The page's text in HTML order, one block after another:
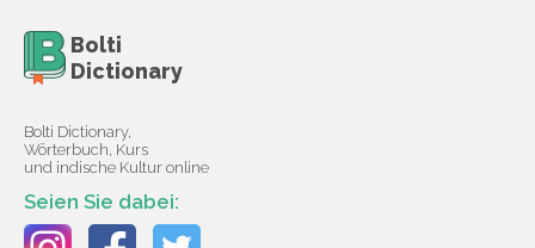
Bolti
Dictionary
Bolti Dictionary,
Wörterbuch, Kurs
und indische Kultur online
Seien Sie dabei: